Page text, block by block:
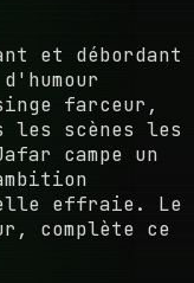
et débordant
farceur,
les scènes les
campe un
effraie. Le
complète ce